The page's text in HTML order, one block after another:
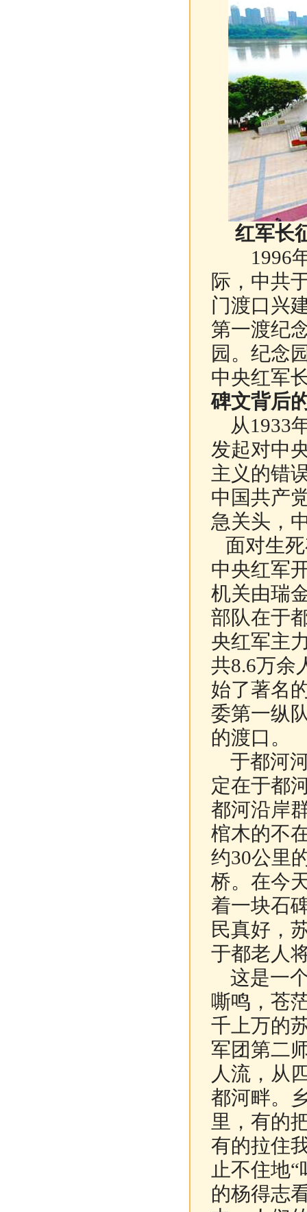
红军长
1996年
际，中共
门渡口兴
第一渡纪
园。纪念
中央红军
碑文背后
从1933
发起对中
主义的错
中国共产
急关头，
面对生死
中央红军
机关由瑞
部队在于
央红军主
共8.6万余
始了著名
委第一纵
的渡口。
于都河
定在于都
都河沿岸
棺木的不
约30公里
桥。在今
着一块石
民真好，
于都老人
这是一
嘶鸣，苍
千上万的
军团第二
人流，从
都河畔。
里，有的
有的拉住
止不住地
的杨得志